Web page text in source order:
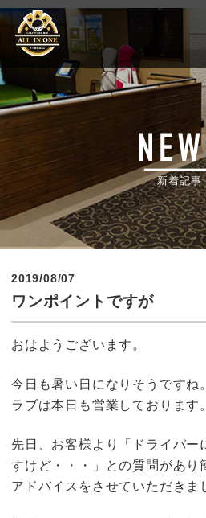
Golf
新着記事
2019/08/07
ワンポイントですが
おはようございます。
今日も暑い日になりそうですね
ラブは本日も営業しております。
先日、お客様より「ドライバー
すけど・・・」との質問があり
アドバイスをさせていただきま